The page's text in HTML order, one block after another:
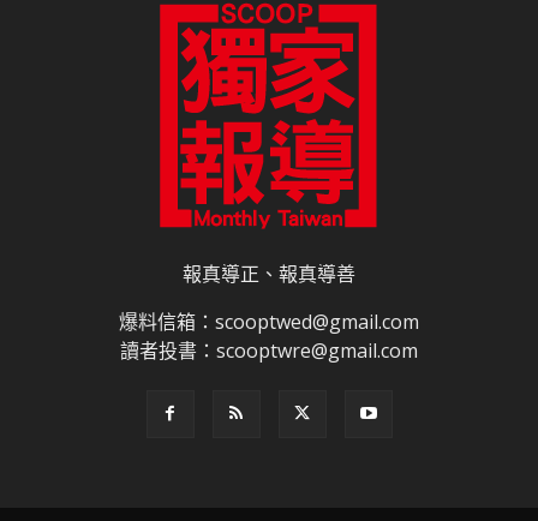
報真導正、報真導善
爆料信箱：scooptwed@gmail.com
讀者投書：scooptwre@gmail.com